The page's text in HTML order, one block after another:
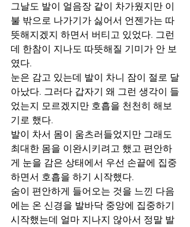
그날도 발이 얼음장 같이 차가웠지만 이
불 밖으로 나가기가 싫어서 언젠가는 따
뜻해지겠지 하면서 버티고 있었다. 그런
데 한참이 지나도 따뜻해질 기미가 안 보
였다.
눈은 감고 있는데 발이 차니 잠이 절로 달
아났다. 그러다 갑자기 왜 그런 생각이 들
었는지 모르겠지만 호흡을 천천히 해보
기로 했다.
발이 차서 몸이 움츠러들었지만 그래도
최대한 몸을 이완시키려고 했고 편안하
게 눈을 감은 상태에서 우선 손끝에 집중
하면서 호흡을 하기 시작했다.
숨이 편안하게 들어오는 것을 느낀 다음
에는 온 신경을 발바닥 중앙에 집중하기
시작했는데 얼마 지나지 않아서 정말 발